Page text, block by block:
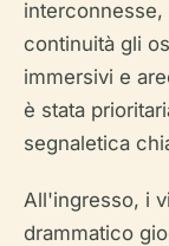
interconnesse,
continuità gli
immersivi e
è stata
segnaletica
All'ingresso, i
drammatico